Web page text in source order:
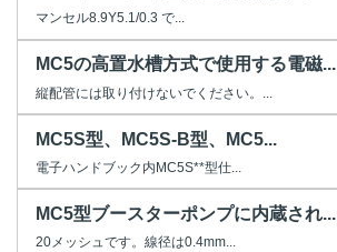
マンセル8.9Y5.1/0.3 で...
MC5の高置水槽方式で使用する電磁...
縦配管には取り付けないでください。...
MC5S型、MC5S-B型、MC5...
電子ハンドブック内MC5S**型仕...
MC5型ブースターポンプに内蔵され...
20メッシュです。線径は0.4mm...